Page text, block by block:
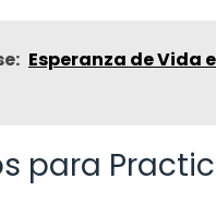
Esperanza de Vida
para